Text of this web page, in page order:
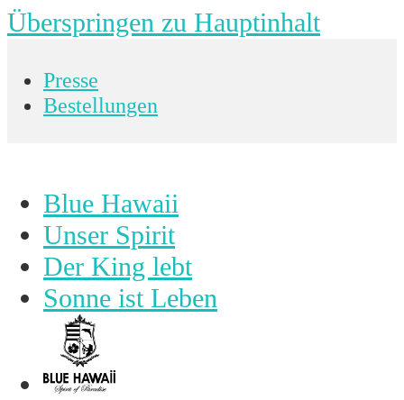
Überspringen zu Hauptinhalt
Presse
Bestellungen
Blue Hawaii
Unser Spirit
Der King lebt
Sonne ist Leben